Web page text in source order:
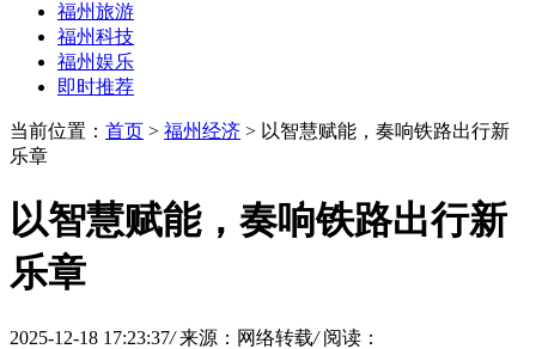
福州旅游
福州科技
福州娱乐
即时推荐
当前位置： 首页 > 福州经济 > 以智慧赋能，奏响铁路出行新
乐章
以智慧赋能，奏响铁路出行新
乐章
2025-12-18 17:23:37/ 来源：网络转载/ 阅读：